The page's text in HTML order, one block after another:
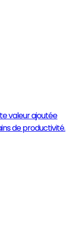
valeur ajoutée
de productivité.